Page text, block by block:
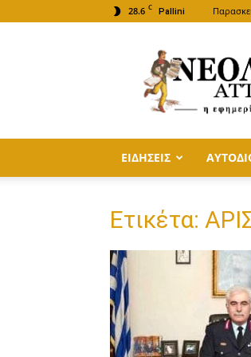
28.6 C Pallini
ΕΙΔΗΣΕΙΣ
Ετικέτα: